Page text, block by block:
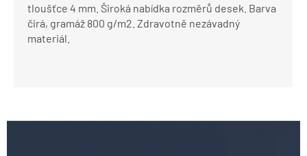
tloušťce 4 mm. Široká nabídka rozměrů desek. Barva
čirá, gramáž 800 g/m2. Zdravotně nezávadný
materiál.